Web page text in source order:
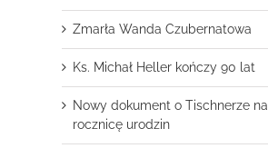
Zmarła Wanda Czubernatowa
Ks. Michał Heller kończy 90 lat
Nowy dokument o Tischnerze na
rocznicę urodzin